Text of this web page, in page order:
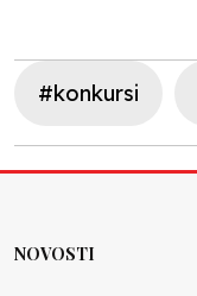
#konkursi
NOVOSTI